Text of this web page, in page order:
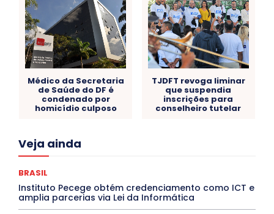
Médico da Secretaria
de Saúde do DF é
condenado por
homicídio culposo
TJDFT revoga liminar
que suspendia
inscrições para
conselheiro tutelar
Veja ainda
Acre
Congressuanas & Esplanadumas
Cultura e Tal
DANÇA Dengue
Denuncia
DESTAQUE BRASIL
DESTAQUE DF
DESTAQUE SAÚDE
BRASIL
Instituto Pecege obtém credenciamento como ICT e
amplia parcerias via Lei da Informática